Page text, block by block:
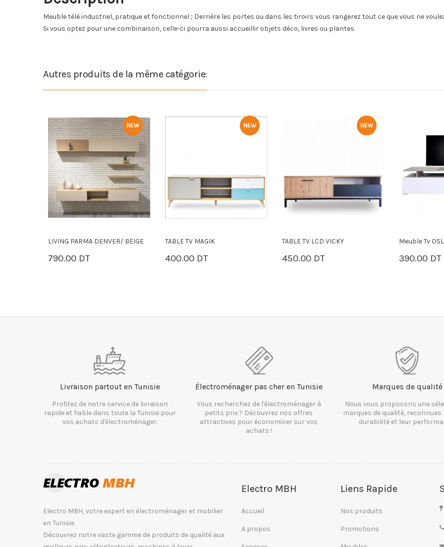
Meuble télé industriel, pratique et fonctionnel ; Derrière les portes ou dans les tiroirs vous rangerez tout ce que vous ne
Si vous optez pour une combinaison, celle-ci pourra aussi accueillir objets déco, livres ou plantes.
Autres produits de la même catégorie:
NEW
TABLE TV MAGIK
400.00 DT
PANIER
NEW
TABLE TV LCD VICKY
450.00 DT
PANIER
NEW
Meuble Tv OSLO
390.00 DT
PANIER
Meuble Tv
530.00 DT
PANIER
Livraison partout en Tunisie
Profitez de notre service de livraison
rapide et fiable dans toute la Tunisie pour
vos achats d'électroménager.
Électroménager pas cher en Tunisie
Vous recherchez de l'électroménager à
petits prix ? Découvrez nos offres
attractives pour économiser sur vos
achats !
Marques de qualité
Nous vous proposons une
marques de qualité, reconnues
durabilité et leur
Electro MBH, votre expert en électroménager et mobilier
en Tunisie.
Découvrez notre vaste gamme de produits de qualité aux
Electro MBH
Accueil
A propos
Liens Rapide
Nos produits
Promotions